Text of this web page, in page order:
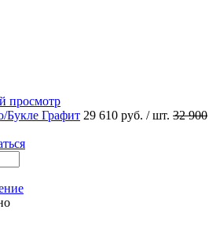
просмотр
Букле Графит 29 610 руб. / шт. 32 900